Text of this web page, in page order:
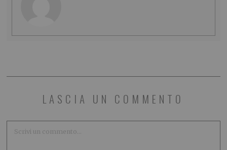
LASCIA UN COMMENTO